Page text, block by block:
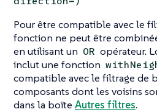
Pour être compatible avec le
fonction ne peut être
en utilisant un OR opérateur.
inclut une fonction
compatible avec le filtrage de
composants dont les voisins
dans la boîte Autres filtres.